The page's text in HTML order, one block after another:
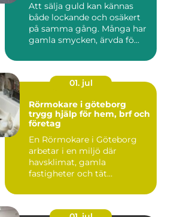
Att sälja guld kan kännas
både lockande och osäkert
på samma gång. Många har
gamla smycken, ärvda fö...
01. jul
Rörmokare i göteborg
trygg hjälp för hem, brf och
företag
En Rörmokare i Göteborg
arbetar i en miljö där
havsklimat, gamla
fastigheter och tät